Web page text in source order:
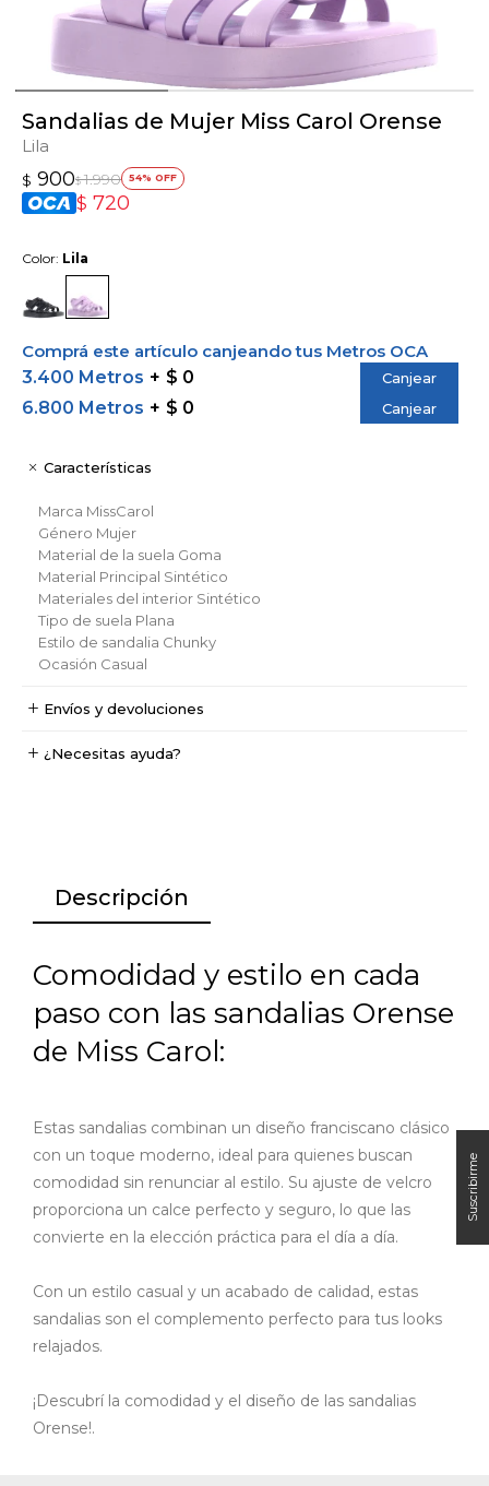
Sandalias de Mujer Miss Carol Orense
Lila
$ 900$ 1.990 54
$ 720
Color: Lila
Comprá este artículo canjeando tus Metros OCA
3.400 Metros
$ 0 Canjear
6.800 Metros $ 0 Canjear
Características
Marca MissCarol
Género Mujer
Material de la suela Goma
Material Principal Sintético
Materiales del interior Sintético
Tipo de suela Plana
Estilo de sandalia Chunky
Ocasión Casual
Envíos y devoluciones
¿Necesitas ayuda?
Descripción
Comodidad y estilo en cada
paso con las sandalias Orense
de Miss Carol:
Estas sandalias combinan un diseño franciscano clásico
con un toque moderno, ideal para quienes buscan
comodidad sin renunciar al estilo. Su ajuste de velcro
proporciona un calce perfecto y seguro, lo que las
convierte en la elección práctica para el día a día.
Con un estilo casual y un acabado de calidad, estas
sandalias son el complemento perfecto para tus looks
relajados.
¡Descubrí la comodidad y el diseño de las sandalias
Orense!.